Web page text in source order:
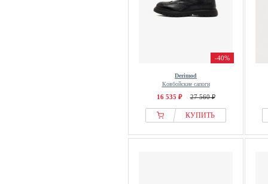
-40%
Derimod
Ковбойские сапоги
16 535 ₽ 27 560 ₽
КУПИТЬ